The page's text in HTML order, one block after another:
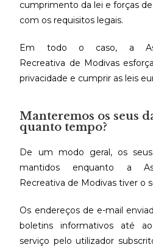
cumprimento da lei e forças
com os requisitos legais.
Em todo o caso, a
Recreativa de Modivas
privacidade e cumprir as leis
Manteremos os seus
quanto tempo?
De um modo geral, os seus
mantidos enquanto a
Recreativa de Modivas tiver o
Os endereços de e-mail
boletins informativos até
serviço pelo utilizador